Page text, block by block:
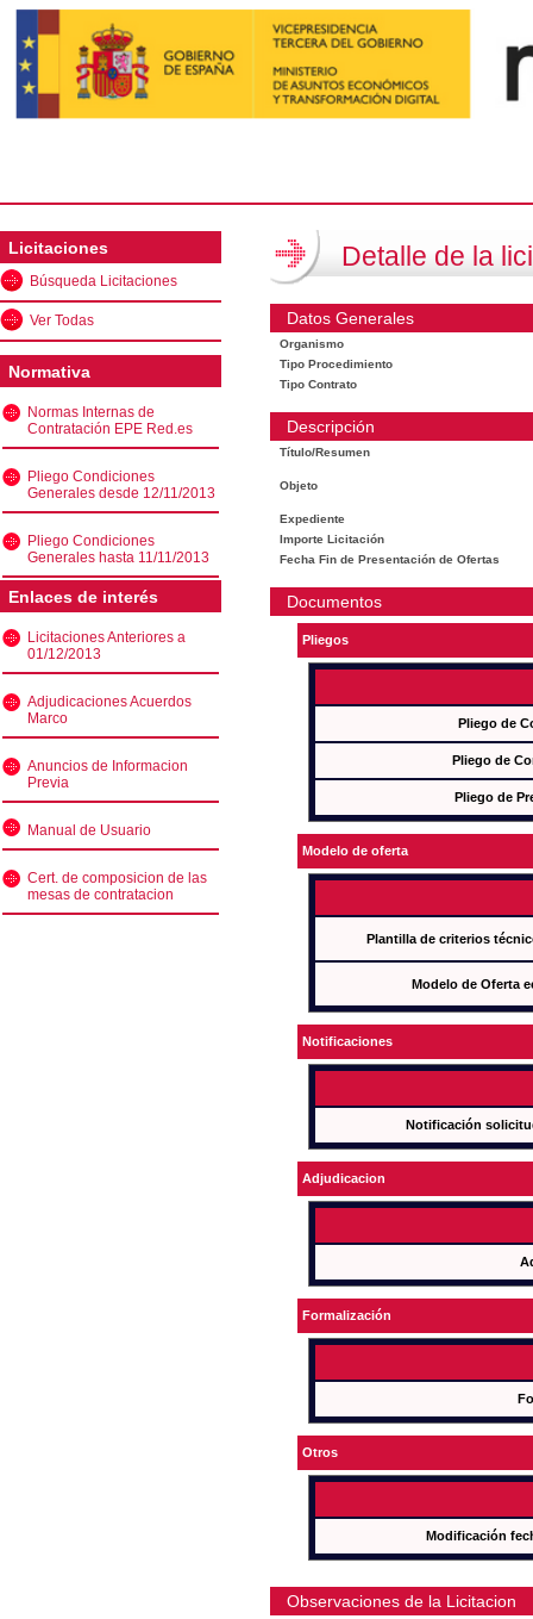
Licitaciones
Búsqueda Licitaciones
Ver Todas
Normativa
Normas Internas de
Contratación EPE Red.es
Pliego Condiciones
Generales desde 12/11/2013
Pliego Condiciones
Generales hasta 11/11/2013
Enlaces de interés
Licitaciones Anteriores a
01/12/2013
Adjudicaciones Acuerdos
Marco
Anuncios de Informacion
Previa
Manual de Usuario
Cert. de composicion de las
mesas de contratacion
Detalle de la
Datos Generales
Organismo
Tipo Procedimiento
Tipo Contrato
Descripción
Título/Resumen
Objeto
Expediente
Importe Licitación
Fecha Fin de Presentación de Ofertas
Documentos
Pliegos
Pliego de
Pliego de
Pliego de
Modelo de oferta
Plantilla de criterios
Modelo de Oferta
Notificaciones
Notificación
Adjudicacion
Formalización
Otros
Modificación
Observaciones de la Licitacion